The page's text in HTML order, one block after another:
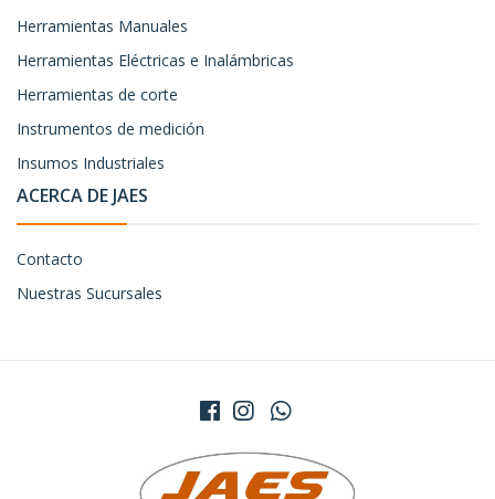
Herramientas Manuales
Herramientas Eléctricas e Inalámbricas
Herramientas de corte
Instrumentos de medición
Insumos Industriales
ACERCA DE JAES
Contacto
Nuestras Sucursales